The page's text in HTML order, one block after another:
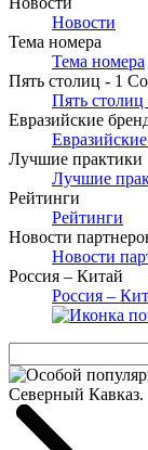
Новости
Тема номера
Тема номера
Пять столиц - 1
Пять
Евразийские
Лучшие практики
Лучшие
Рейтинги
Рейтинги
Новости
Новости
Россия – Китай
Россия –